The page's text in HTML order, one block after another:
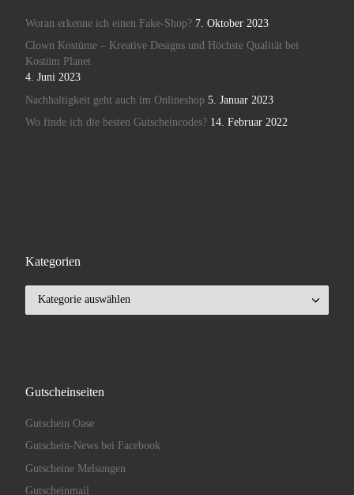
Woran erkenne ich einen Fake-Shop? 7. Oktober 2023
Clown Kostüme – Kreative Designs und Höchste Qualität bei
Kostüm Planet
4. Juni 2023
Nachhaltigkeit geht auch im Onlineshop 5. Januar 2023
Wo finde ich die besten Gutscheincodes? 14. Februar 2022
Kategorien
Gutscheinseiten
Gutschein Oase
Gutschein-News bei Facebook
Gutscheine Melsungen
Gutscheinmail